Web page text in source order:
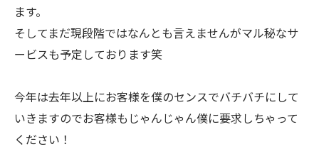
ます。
そしてまだ現段階ではなんとも言えませんがマル秘なサ
ービスも予定しております笑
今年は去年以上にお客様を僕のセンスでバチバチにして
いきますのでお客様もじゃんじゃん僕に要求しちゃって
ください！